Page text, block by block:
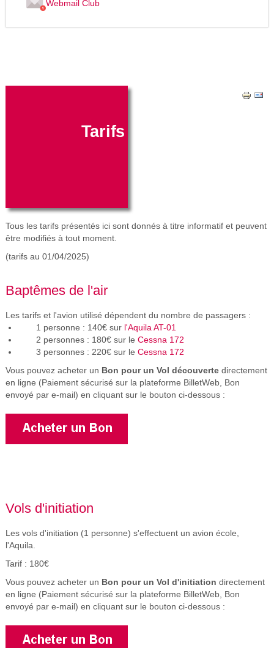
Webmail Club
Tarifs
Tous les tarifs présentés ici sont donnés à titre informatif et peuvent
être modifiés à tout moment.
(tarifs au 01/04/2025)
Baptêmes de l'air
Les tarifs et l'avion utilisé dépendent du nombre de passagers :
1 personne : 140€ sur l'Aquila AT-01
2 personnes : 180€ sur le Cessna 172
3 personnes : 220€ sur le Cessna 172
Vous pouvez acheter un Bon pour un Vol découvertedirectement
en ligne (Paiement sécurisé sur la plateforme BilletWeb, Bon
envoyé par e-mail) en cliquant sur le bouton ci-dessous :
Vols d'initiation
Les vols d'initiation (1 personne) s'effectuent un avion école,
l'Aquila.
Tarif : 180€
Vous pouvez acheter un Bon pour un Vol d'initiation directement
en ligne (Paiement sécurisé sur la plateforme BilletWeb, Bon
envoyé par e-mail) en cliquant sur le bouton ci-dessous :